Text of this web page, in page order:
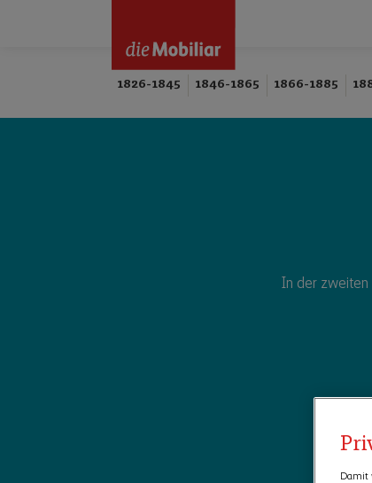
1826-1845 1846-1865 1866-1885
In der zweiten
Damit